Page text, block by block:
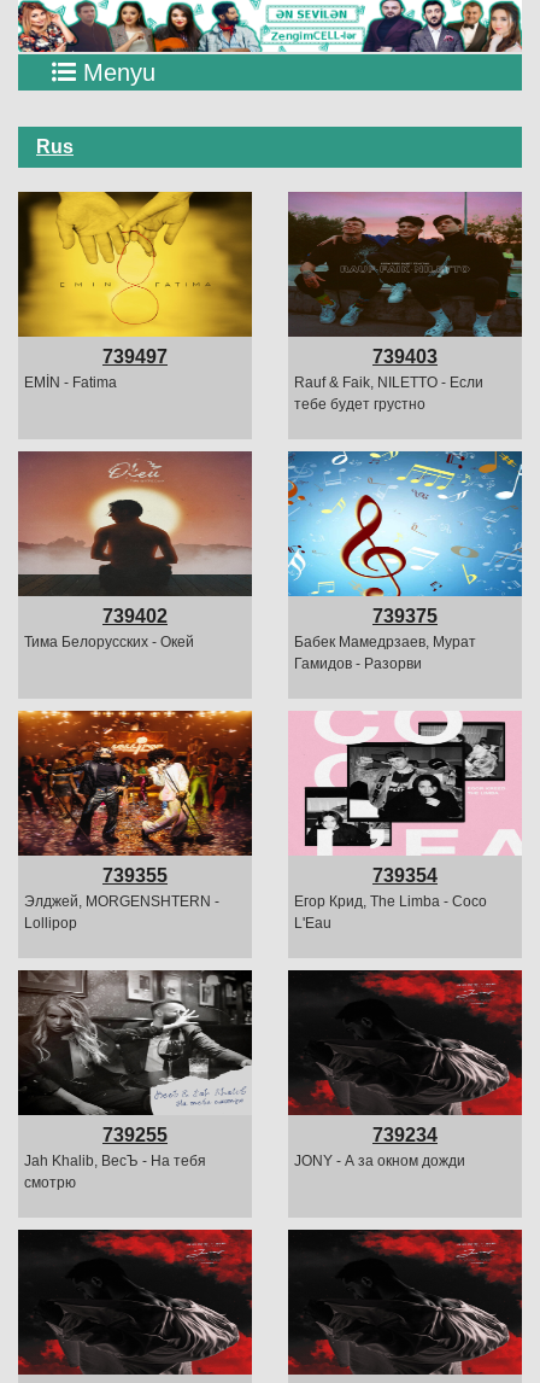
Menyu
Rus
739497
EMİN - Fatima
739403
Rauf & Faik, NILETTO - Если
тебе будет грустно
739402
Тима Белорусских - Окей
739375
Бабек Мамедрзаев, Мурат
Гамидов - Разорви
739355
Элджей, MORGENSHTERN -
Lollipop
739354
Егор Крид, The Limba - Coco
L'Eau
739255
Jah Khalib, ВесЪ - На тебя
смотрю
739234
JONY - А за окном дожди